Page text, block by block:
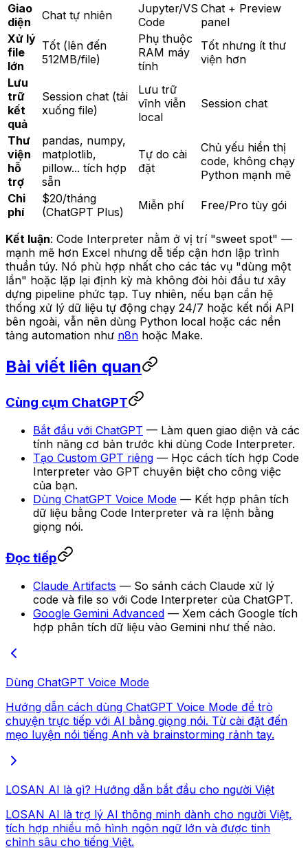
Giao
diện
Chat tự nhiên
Jupyter/VS
Code
Chat + Preview
panel
Xử lý
file
lớn
Tốt (lên đến
512MB/file)
Phụ thuộc
RAM máy
tính
Tốt nhưng ít thư
viện hơn
Lưu
trữ
kết
quả
Session chat (tải
xuống file)
Lưu trữ
vĩnh viễn
local
Session chat
Thư
viện
hỗ
trợ
pandas, numpy,
matplotlib,
pillow... tích hợp
sẵn
Tự do cài
đặt
Chủ yếu hiển thị
code, không chạy
Python mạnh mẽ
Chi
phí
$20/tháng
(ChatGPT Plus)
Miễn phí Free/Pro tùy gói
Kết luận: Code Interpreter nằm ở vị trí "sweet spot" —
mạnh mẽ hơn Excel nhưng dễ tiếp cận hơn lập trình
thuần túy. Nó phù hợp nhất cho các tác vụ "dùng một
lần" hoặc lặp lại định kỳ mà không đòi hỏi đầu tư xây
dựng pipeline phức tạp. Tuy nhiên, nếu bạn cần hệ
thống xử lý dữ liệu tự động chạy 24/7 hoặc kết nối API
bên ngoài, vẫn nên dùng Python local hoặc các nền
tảng automation như n8n hoặc Make.
Bài viết liên quan
Cùng cụm ChatGPT
Bắt đầu với ChatGPT — Làm quen giao diện và các
tính năng cơ bản trước khi dùng Code Interpreter.
Tạo Custom GPT riêng — Học cách tích hợp Code
Interpreter vào GPT chuyên biệt cho công việc
của bạn.
Dùng ChatGPT Voice Mode — Kết hợp phân tích
dữ liệu bằng Code Interpreter và ra lệnh bằng
giọng nói.
Đọc tiếp
Claude Artifacts — So sánh cách Claude xử lý
code và file so với Code Interpreter của ChatGPT.
Google Gemini Advanced — Xem cách Google tích
hợp phân tích dữ liệu vào Gemini như thế nào.
Dùng ChatGPT Voice Mode
Hướng dẫn cách dùng ChatGPT Voice Mode để trò
chuyện trực tiếp với AI bằng giọng nói. Từ cài đặt đến
mẹo luyện nói tiếng Anh và brainstorming rảnh tay.
LOSAN AI là gì? Hướng dẫn bắt đầu cho người Việt
LOSAN AI là trợ lý AI thông minh dành cho người Việt,
tích hợp nhiều mô hình ngôn ngữ lớn và được tinh
chỉnh sâu cho tiếng Việt.